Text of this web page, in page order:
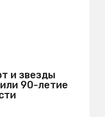
и звезды
90-летие